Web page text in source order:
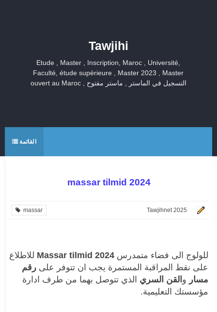
Tawjihi
Etude , Master , Inscription, Maroc , Université,
Faculté, étude supérieure , Master 2023 , Master
ouvert au Maroc , التسجيل في الماستر , ماستر مفتوح
القائمة
massar tilmid 2024
Tawjihnet 2025
massar
للولوج الى فضاء متمدرس Massar tilmid 2024 للاطلاع
على نقط المراقبة المستمرة يجب ان تتوفر على رقم
مسار و القن السري الذي تتوصل بهما من طرف ادارة
مؤسستك التعليمية.